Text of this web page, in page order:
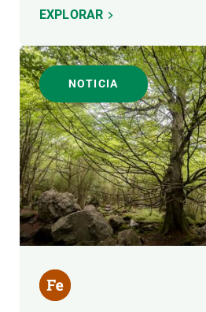
EXPLORAR
NOTICIA